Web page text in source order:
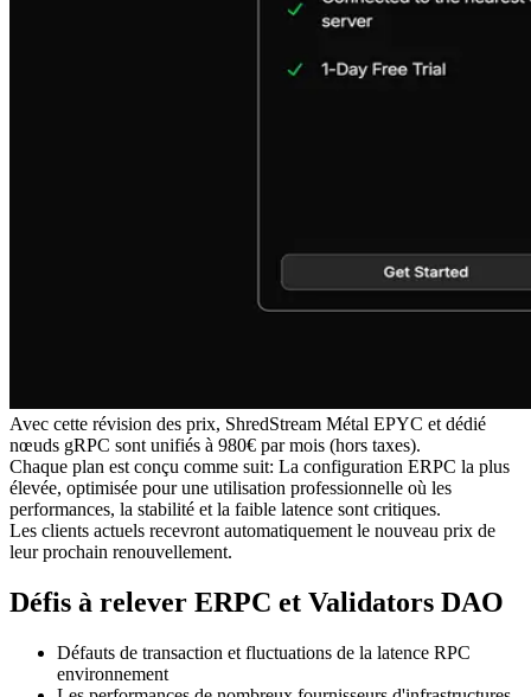
Avec cette révision des prix, ShredStream Métal EPYC et dédié
nœuds gRPC sont unifiés à 980€ par mois (hors taxes).
Chaque plan est conçu comme suit: La configuration ERPC la plus
élevée, optimisée pour une utilisation professionnelle où les
performances, la stabilité et la faible latence sont critiques.
Les clients actuels recevront automatiquement le nouveau prix de
leur prochain renouvellement.
Défis à relever ERPC et Validators DAO
Défauts de transaction et fluctuations de la latence RPC
environnement